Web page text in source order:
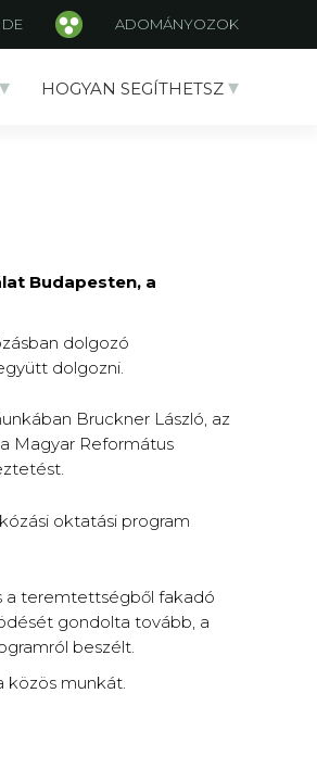
DE ADOMÁNYOZOK
HOGYAN SEGÍTHETSZ
Budapesten, a
dolgozó
dolgozni.
Bruckner László, az
Magyar Református
oktatási program
a teremtettségből fakadó
gondolta tovább, a
beszélt.
munkát.